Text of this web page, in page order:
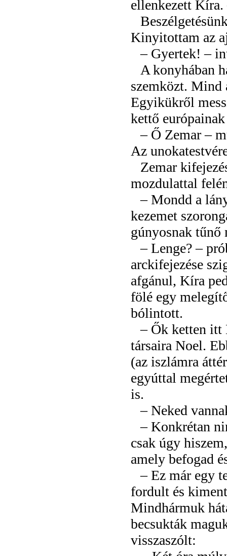
ellenkezett
Kinyitottam az
– Gyertek! –
A konyhában
szemközt. Mind
Egyikükről
kettő
– Ő Zemar –
Az
Zemar
mozdulattal
– Mondd a
kezemet
gúnyosnak tűnő
– Lenge? –
arckifejezése
afgánul, Kíra
fölé egy
bólintott.
– Ők ketten itt
társaira Noel.
(az iszlámra
egyúttal
is.
– Neked
– Konkrétan
csak úgy
amely befogad
– Ez már egy
fordult és
Mindhármuk
becsukták
visszaszólt: